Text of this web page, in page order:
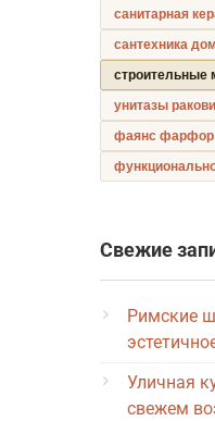
санитарная
сантехника
строительные
унитазы
фаянс фарфор
Свежие
Римские
Уличная
свежем